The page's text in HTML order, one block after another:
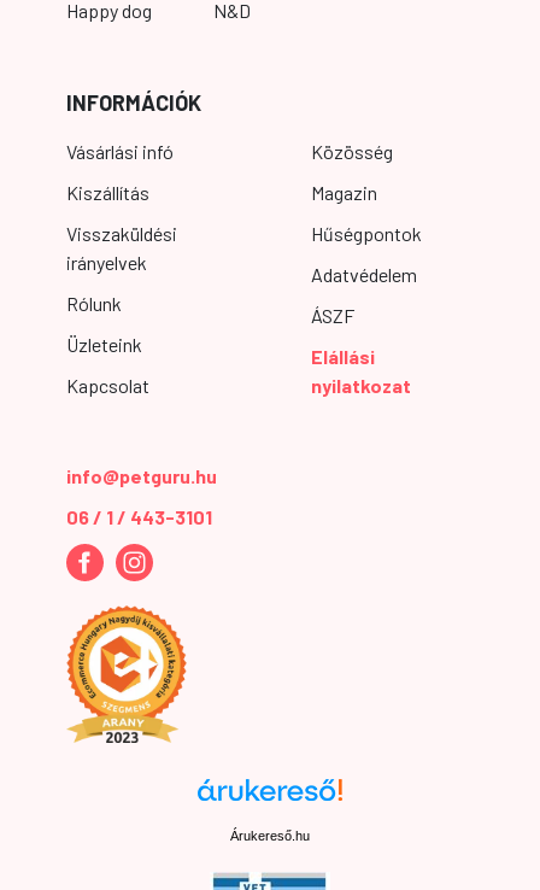
Happy dog
N&D
INFORMÁCIÓK
Vásárlási infó
Kiszállítás
Visszaküldési
irányelvek
Rólunk
Üzleteink
Kapcsolat
Közösség
Magazin
Hűségpontok
Adatvédelem
ÁSZF
Elállási
nyilatkozat
info@petguru.hu
06 / 1 / 443-3101
Árukereső.hu